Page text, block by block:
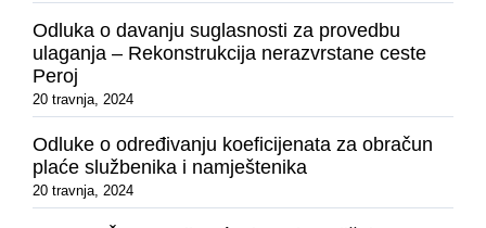
Odluka o davanju suglasnosti za provedbu
ulaganja – Rekonstrukcija nerazvrstane ceste
Peroj
20 travnja, 2024
Odluke o određivanju koeficijenata za obračun
plaće službenika i namještenika
20 travnja, 2024